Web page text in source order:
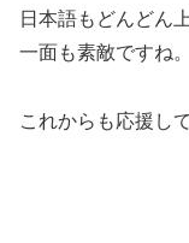
日本語もどんどん
一面も素敵ですね。
これからも応援し